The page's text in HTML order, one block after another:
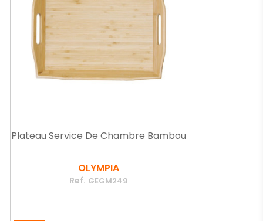
Plateau Service De Chambre Bambou
OLYMPIA
Ref. GEGM249